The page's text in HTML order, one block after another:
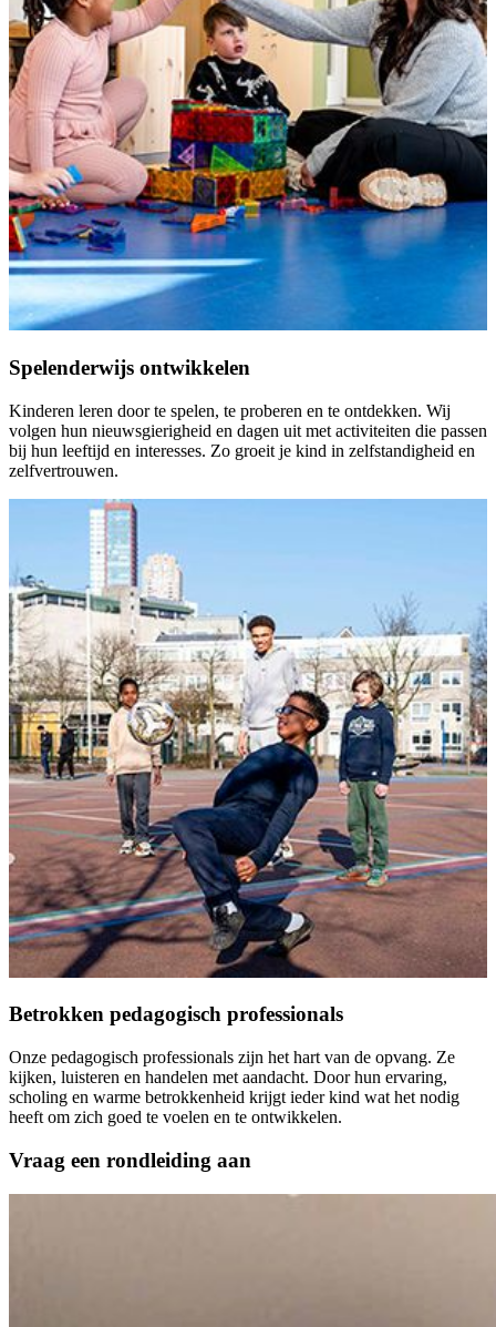
Spelenderwijs ontwikkelen
Kinderen leren door te spelen, te proberen en te ontdekken. Wij
volgen hun nieuwsgierigheid en dagen uit met activiteiten die passen
bij hun leeftijd en interesses. Zo groeit je kind in zelfstandigheid en
zelfvertrouwen.
Betrokken pedagogisch professionals
Onze pedagogisch professionals zijn het hart van de opvang. Ze
kijken, luisteren en handelen met aandacht. Door hun ervaring,
scholing en warme betrokkenheid krijgt ieder kind wat het nodig
heeft om zich goed te voelen en te ontwikkelen.
Vraag een rondleiding aan